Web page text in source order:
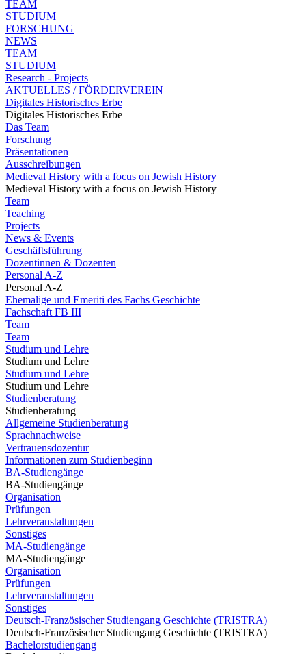
TEAM
STUDIUM
FORSCHUNG
NEWS
TEAM
STUDIUM
Research - Projects
AKTUELLES / FÖRDERVEREIN
Digitales Historisches Erbe
Digitales Historisches Erbe
Das Team
Forschung
Präsentationen
Ausschreibungen
Medieval History with a focus on Jewish History
Medieval History with a focus on Jewish History
Team
Teaching
Projects
News & Events
Geschäftsführung
Dozentinnen & Dozenten
Personal A-Z
Personal A-Z
Ehemalige und Emeriti des Fachs Geschichte
Fachschaft FB III
Team
Team
Studium und Lehre
Studium und Lehre
Studium und Lehre
Studium und Lehre
Studienberatung
Studienberatung
Allgemeine Studienberatung
Sprachnachweise
Vertrauensdozentur
Informationen zum Studienbeginn
BA-Studiengänge
BA-Studiengänge
Organisation
Prüfungen
Lehrveranstaltungen
Sonstiges
MA-Studiengänge
MA-Studiengänge
Organisation
Prüfungen
Lehrveranstaltungen
Sonstiges
Deutsch-Französischer Studiengang Geschichte (TRISTRA)
Deutsch-Französischer Studiengang Geschichte (TRISTRA)
Bachelorstudiengang